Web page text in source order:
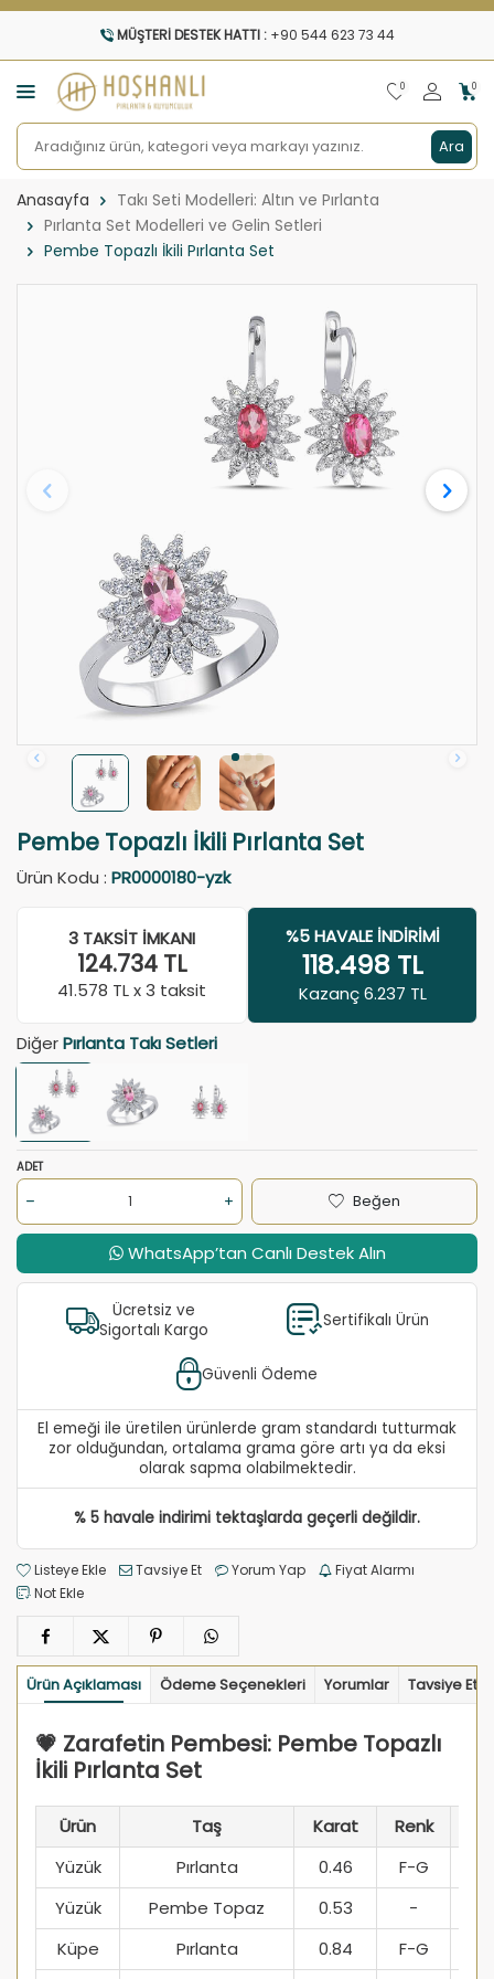
MÜŞTERI DESTEK HATTI : +90 544 623 73 44
Ara
0 0
Anasayfa
Takı Seti Modelleri: Altın ve Pırlanta
Pırlanta Set Modelleri ve Gelin Setleri
Pembe Topazlı İkili Pırlanta Set
Pembe Topazlı İkili Pırlanta Set
Ürün Kodu : PR0000180-yzk
3 TAKSIT İMKANI
124.734TL
41.578 TL x 3 taksit
%5 HAVALE İNDIRIMI
118.498 TL
Kazanç 6.237 TL
DiğerPırlanta Takı Setleri
ADET
Beğen
WhatsApp’tan Canlı Destek Alın
Ücretsiz ve
Sigortalı Kargo
Sertifikalı Ürün
Güvenli Ödeme
El emeği ile üretilen ürünlerde gram standardı tutturmak
zor olduğundan, ortalama grama göre artı ya da eksi
olarak sapma olabilmektedir.
% 5 havale indirimi tektaşlarda geçerli değildir.
Listeye Ekle Tavsiye Et Yorum Yap
Fiyat Alarmı
Not Ekle
Ürün Açıklaması Ödeme Seçenekleri Yorumlar Tavsiye Et
💗 Zarafetin Pembesi: Pembe Topazlı
İkili Pırlanta Set
Ürün Taş Karat Renk
Yüzük
Pırlanta 0.46
F-G
Yüzük
Pembe Topaz 0.53
-
Küpe
Pırlanta 0.84
F-G